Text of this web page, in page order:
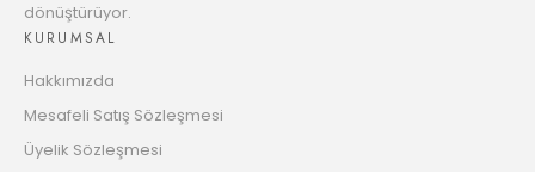
Taksit
dönüştürüyor.
KURUMSAL
Hakkımızda
Mesafeli Satış Sözleşmesi
Üyelik Sözleşmesi